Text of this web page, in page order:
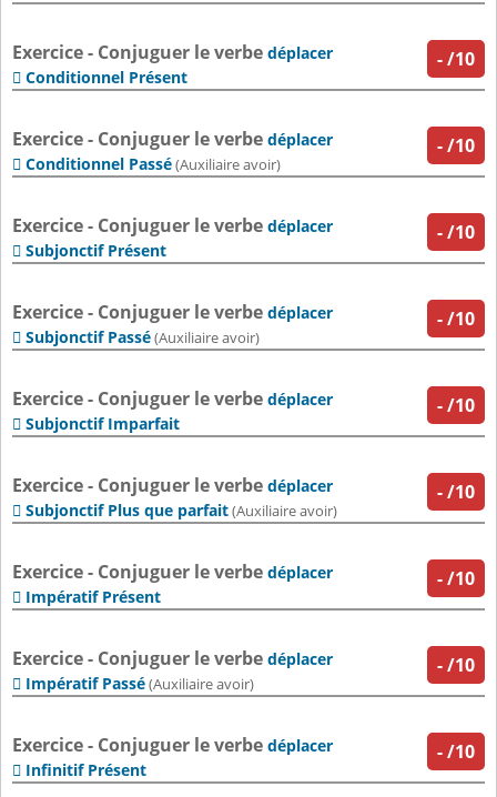
-/10
Exercice - Conjuguer le verbe déplacer
 Conditionnel Présent
-/10
Exercice - Conjuguer le verbe déplacer
 Conditionnel Passé(Auxiliaire avoir)
-/10
Exercice - Conjuguer le verbe déplacer
 Subjonctif Présent
-/10
Exercice - Conjuguer le verbe déplacer
 Subjonctif Passé(Auxiliaire avoir)
-/10
Exercice - Conjuguer le verbe déplacer
 Subjonctif Imparfait
-/10
Exercice - Conjuguer le verbe déplacer
 Subjonctif Plus que parfait(Auxiliaire avoir)
-/10
Exercice - Conjuguer le verbe déplacer
 Impératif Présent
-/10
Exercice - Conjuguer le verbe déplacer
 Impératif Passé(Auxiliaire avoir)
-/10
Exercice - Conjuguer le verbe déplacer
 Infinitif Présent